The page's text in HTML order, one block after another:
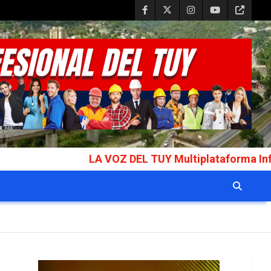
LA VOZ DEL TUY Multiplataforma Informativa